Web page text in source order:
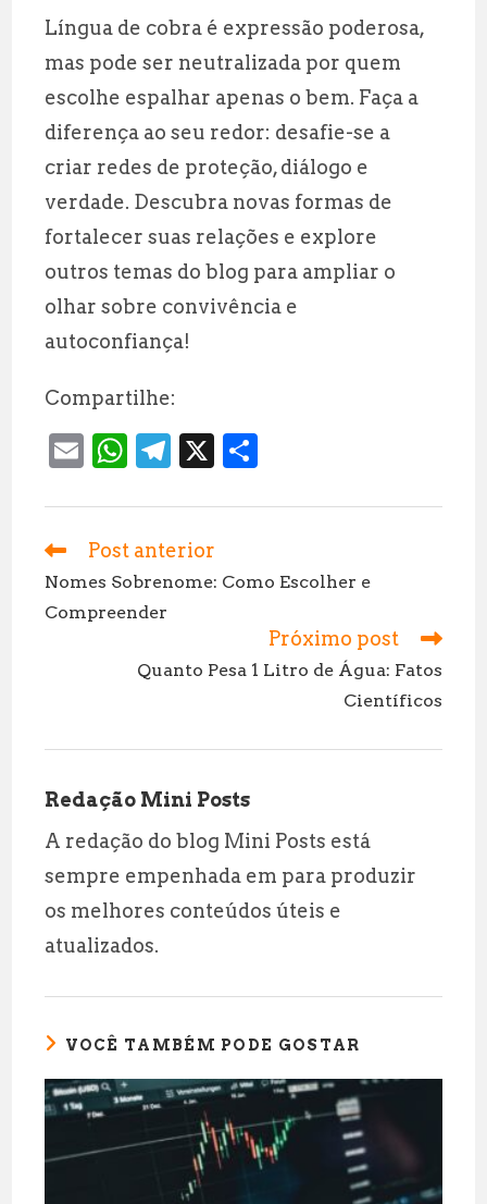
Língua de cobra é expressão poderosa,
mas pode ser neutralizada por quem
escolhe espalhar apenas o bem. Faça a
diferença ao seu redor: desafie-se a
criar redes de proteção, diálogo e
verdade. Descubra novas formas de
fortalecer suas relações e explore
outros temas do blog para ampliar o
olhar sobre convivência e
autoconfiança!
Compartilhe:
E
ai
l
W
at
s
A
p
p
T
e
g
r
m
X
a
e
Leia
artigos
Post anterior
Nomes Sobrenome: Como Escolher e
Compreender
Próximo post
Quanto Pesa 1 Litro de Água: Fatos
Científicos
Redação Mini Posts
A redação do blog Mini Posts está
sempre empenhada em para produzir
os melhores conteúdos úteis e
atualizados.
VOCÊ TAMBÉM PODE GOSTAR